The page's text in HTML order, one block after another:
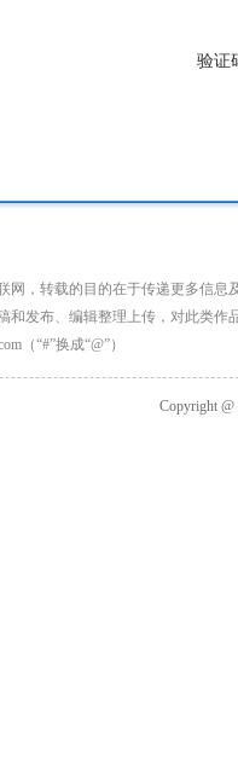
验证
网，转载的目的在于传递更多信
和发布、编辑整理上传，对此类
（“#”换成“@”）
Copyright